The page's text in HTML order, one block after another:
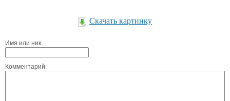
Скачать картинку
Имя или ник:
Комментарий: